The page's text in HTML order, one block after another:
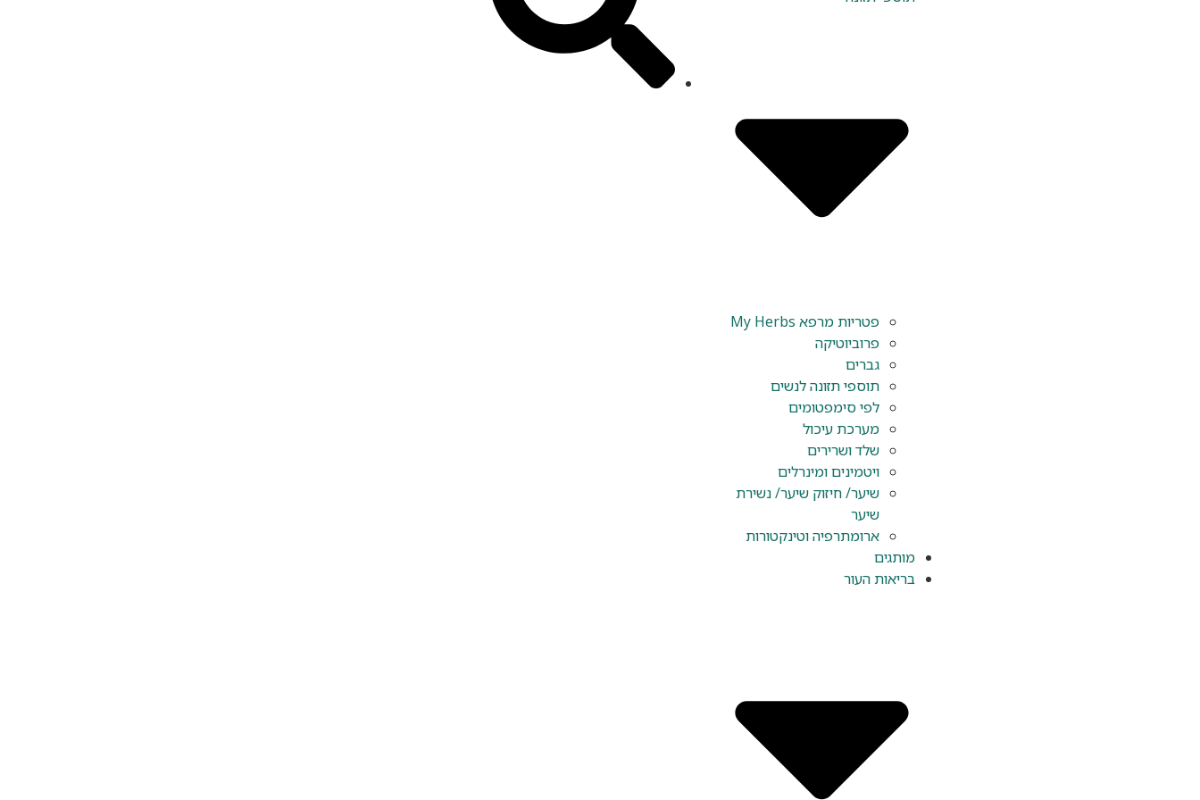
פטריות מרפא My Herbs
פרוביוטיקה
גברים
תוספי תזונה לנשים
לפי סימפטומים
מערכת עיכול
שלד ושרירים
ויטמינים ומינרלים
שיער/ חיזוק שיער/ נשירת
שיער
ארומתרפיה וטינקטורות
מותגים
בריאות העור